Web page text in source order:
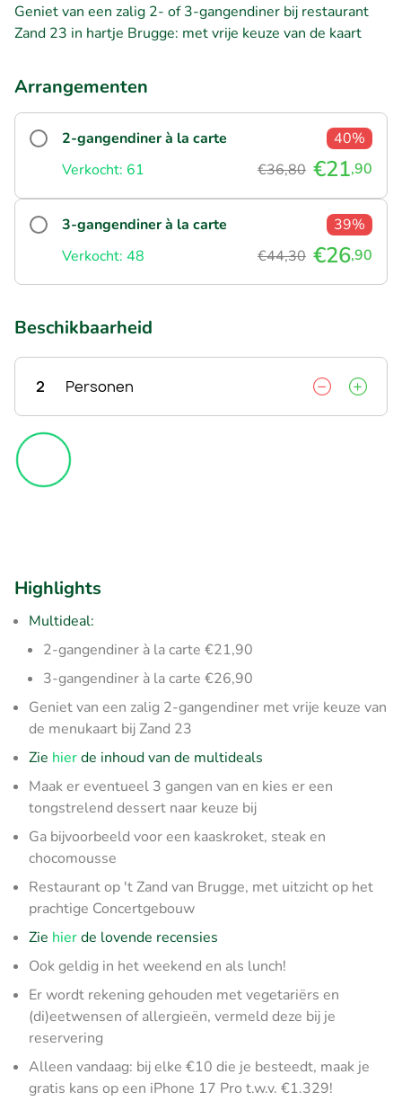
Geniet van een zalig 2- of 3-gangendiner bij restaurant
Zand 23 in hartje Brugge: met vrije keuze van de kaart
Arrangementen
2-gangendiner à la carte
40%
Verkocht: 61
€36,80 €21,90
3-gangendiner à la carte
39%
Verkocht: 48
€44,30 €26,90
Beschikbaarheid
2 Personen
Highlights
Multideal:
2-gangendiner à la carte €21,90
3-gangendiner à la carte €26,90
Geniet van een zalig 2-gangendiner met vrije keuze van
de menukaart bij Zand 23
Zie hierde inhoud van de multideals
Maak er eventueel 3 gangen van en kies er een
tongstrelend dessert naar keuze bij
Ga bijvoorbeeld voor een kaaskroket, steak en
chocomousse
Restaurant op 't Zand van Brugge, met uitzicht op het
prachtige Concertgebouw
Zie hierde lovende recensies
Ook geldig in het weekend en als lunch!
Er wordt rekening gehouden met vegetariërs en
(di)eetwensen of allergieën, vermeld deze bij je
reservering
Alleen vandaag: bij elke €10 die je besteedt, maak je
gratis kans op een iPhone 17 Pro t.w.v. €1.329!